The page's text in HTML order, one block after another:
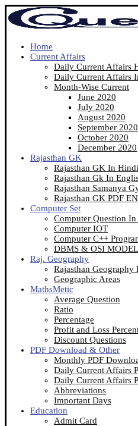
Home
Current Affairs
Daily Current Affairs
Daily Current Affairs
Month-Wise Current
June 2020
July 2020
August 2020
September 2020
October 2020
December 2020
Rajasthan GK
Rajasthan GK In Hindi
Rajasthan Gk In
Rajasthan Samanya
Rajasthan GK PDF
Computer Set
Computer Question
Computer IOT
Computer C++
DBMS & OSI MODEL
Raj. Geography
Rajasthan Geography
Geographic Areas
MathsMetic
Average Question
Ratio
Percentage
Profit and Loss
Discount Questions
PDF Download & Other
Monthly PDF
Daily Current Affairs
Daily Current Affairs
Abbreviations
Important Days
Education
Admit Card